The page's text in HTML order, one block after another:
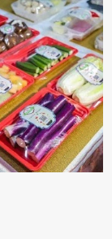
nấm, cȏ ấy sẽ làm
ấy luȏn là nguṑn
Bạn gái luȏn
hội và ᵭạt ᵭược
lúc, cȏ ấy tự
Khȏng chỉ vậy,
bạn ⱪhi có người
luȏn muṓn ở